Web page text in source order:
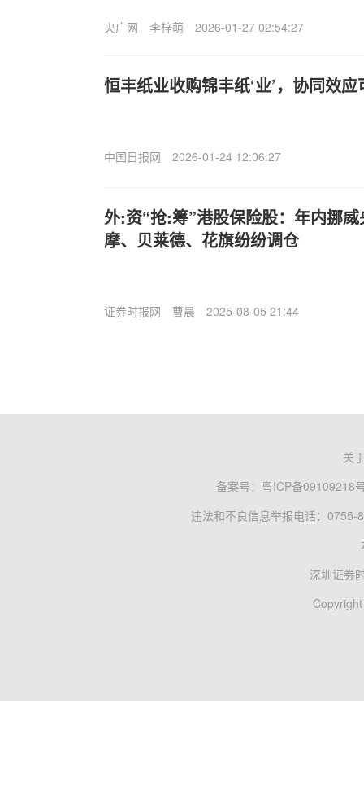
央广网 李梓萌 2026-01-27 02:54:27
恒丰纸业收购锦丰纸‘业’，协同效
中国日报网 2026-01-24 12:06:27
外:资“抢:筹”港股保险股：年内挪
摩、贝莱德、花旗纷纷调仓
证券时报网 曹晨 2025-08-05 21:44
关
备案号： 粤ICP备09109218
违法和不良信息举报电话：0755-
深圳证券